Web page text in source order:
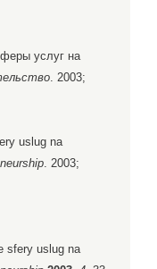
услуг на
. 2003;
uslug na
. 2003;
sfery uslug na